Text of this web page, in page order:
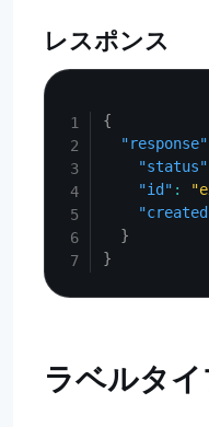
レスポンス
{
"response"
"status"
"id" :
}
}
ラベルタ